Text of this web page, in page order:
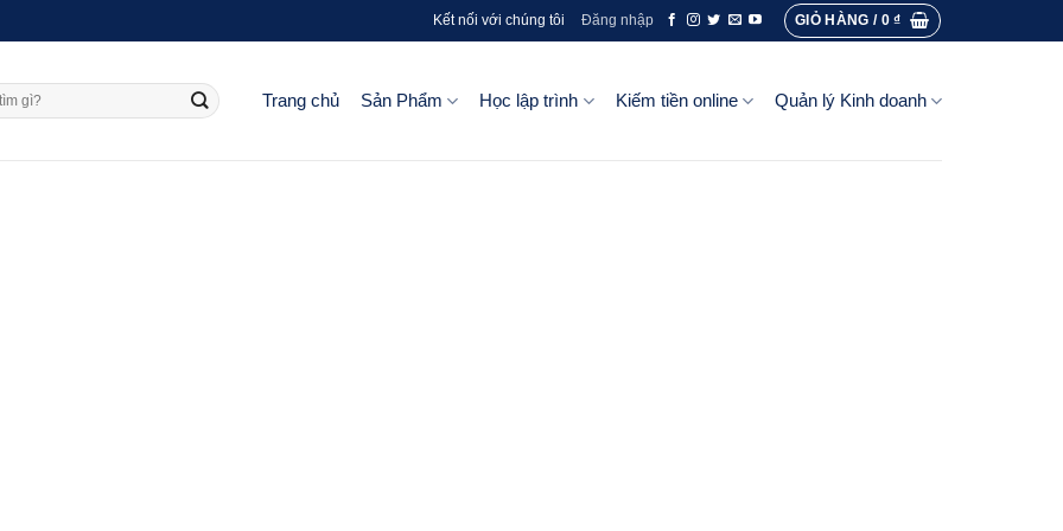
Kết nối với chúng tôi Đăng nhập GIỎ HÀNG / 0₫
Trang chủ Sản Phẩm Học lập trình Kiếm tiền online Quản lý Kinh doanh